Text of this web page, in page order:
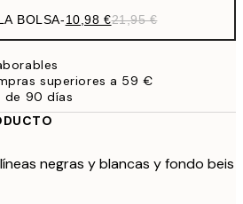
BOLSA-10,98 €21,95 €
superiores a 59 €
de 90 días
negras y blancas y fondo beis